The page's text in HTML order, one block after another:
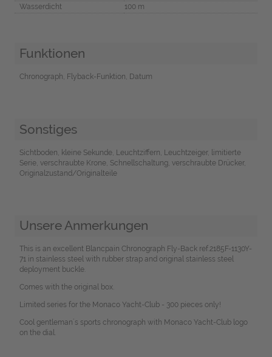
Wasserdicht
100 m
Funktionen
Chronograph, Flyback-Funktion, Datum
Sonstiges
Sichtboden, kleine Sekunde, Leuchtziffern, Leuchtzeiger, limitierte
Serie, verschraubte Krone, Schnellschaltung, verschraubte Drücker,
Originalzustand/Originalteile
Unsere Anmerkungen
This is an excellent Blancpain Chronograph Fly-Back ref.2185F-1130Y-
71 in stainless steel with rubber strap and original stainless steel
deployment buckle.
Comes with the original box.
Limited series for the Monaco Yacht-Club - 300 pieces only!
Cool gentleman´s sports chronograph with Monaco Yacht-Club logo
on the dial.